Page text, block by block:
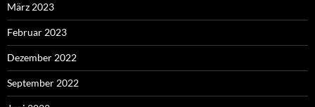
März 2023
Februar 2023
Dezember 2022
September 2022